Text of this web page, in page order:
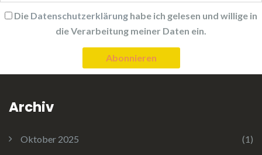
Die Datenschutzerklärung habe ich gelesen und willige in
die Verarbeitung meiner Daten ein.
Archiv
Oktober 2025
(1)